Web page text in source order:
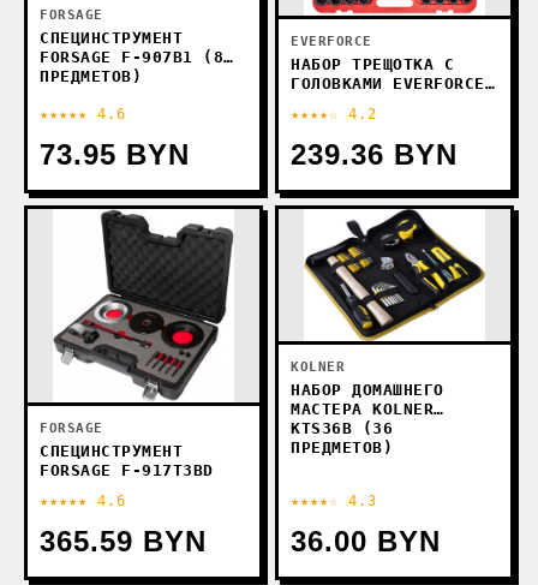
FORSAGE
СПЕЦИНСТРУМЕНТ
FORSAGE F-907B1 (8
ПРЕДМЕТОВ)
★★★★★ 4.6
73.95 BYN
EVERFORCE
НАБОР ТРЕЩОТКА С
ГОЛОВКАМИ EVERFORCE
ПРЕДМЕТОВ)
★★★★☆ 4.2
239.36 BYN
FORSAGE
СПЕЦИНСТРУМЕНТ
FORSAGE F-917T3BD
★★★★★ 4.6
365.59 BYN
KOLNER
НАБОР ДОМАШНЕГО
МАСТЕРА KOLNER
KTS36B (36
ПРЕДМЕТОВ)
★★★★☆ 4.3
36.00 BYN